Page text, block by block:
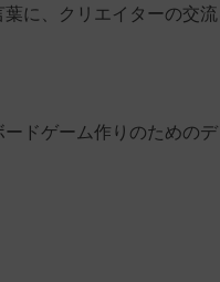
に、クリエイターの交
ドゲーム作りのための